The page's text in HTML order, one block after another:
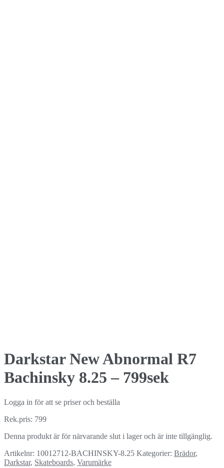
Darkstar New Abnormal R7
Bachinsky 8.25 – 799sek
Logga in för att se priser och beställa
Rek.pris: 799
Denna produkt är för närvarande slut i lager och är inte tillgänglig.
Artikelnr: 10012712-BACHINSKY-8.25 Kategorier: Brädor,
Darkstar, Skateboards, Varumärke